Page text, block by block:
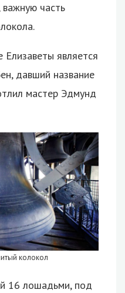
важную часть
является
давший название
мастер Эдмунд
колокол
16 лошадьми, под